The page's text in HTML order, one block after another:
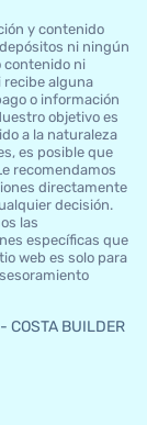
y contenido
ni ningún
contenido ni
recibe alguna
o información
objetivo es
a la naturaleza
es posible que
recomendamos
directamente
decisión.
las
específicas que
web es solo para
BUILDER